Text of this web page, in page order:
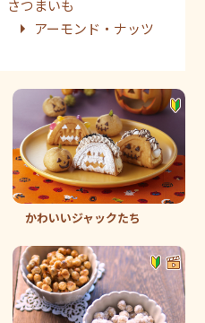
さつまいも
アーモンド・ナッツ
かわいいジャックたち